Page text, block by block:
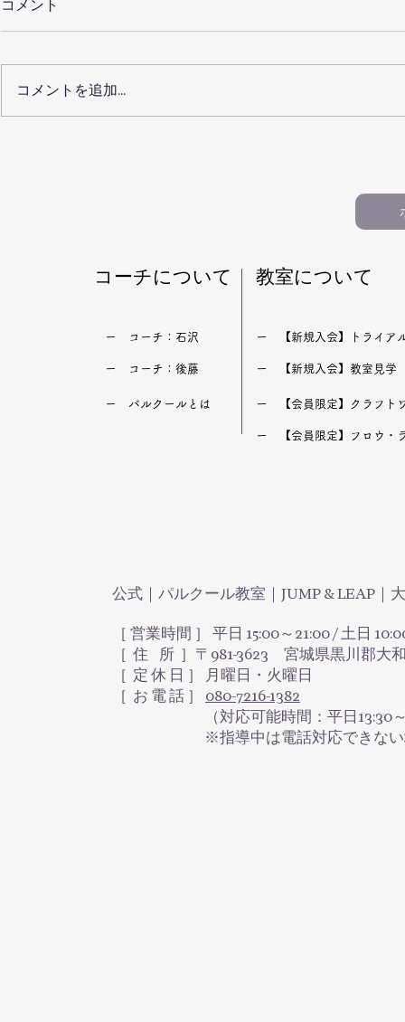
生・習い
コメント
コメントを追加…
​コーチについて ​教室について
​ー コーチ：石沢 ー 【新規入会】トライア
​ー コーチ：後藤 ​ー 【新規入会】教室見学
​ー パルクールとは ー 【会員限定】クラフト
ー 【会員限定】フロウ・
公式｜パルクール教室｜JUMP & LEAP｜
［ 営業時間 ］ 平日 15:00～21:00 / 土日
［ 住 所 ］〒981-3623 宮城県黒川郡大
​［ 定 休 日 ］ 月曜日・火曜日
［ お 電 話 ］ 080-7216-1382
（対応可能時間：平日13:30～
※指導中は電話対応できない場合